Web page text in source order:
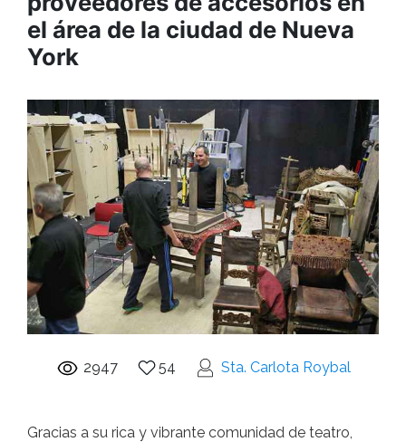
el área de la ciudad de Nueva
York
2947 54 Sta. Carlota Roybal
Gracias a su rica y vibrante comunidad de teatro,